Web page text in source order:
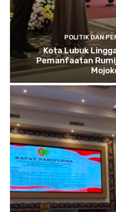
POLITIK DAN
Kota Lubuk
Pemanfaatan